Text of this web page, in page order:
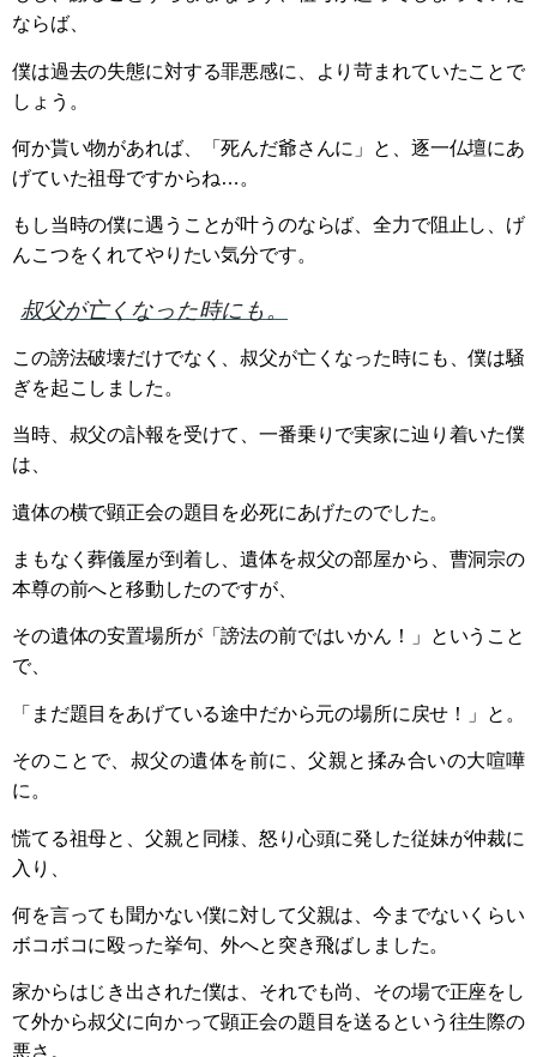
ならば、
僕は過去の失態に対する罪悪感に、より苛まれていたことで
しょう。
何か貰い物があれば、「死んだ爺さんに」と、逐一仏壇にあ
げていた祖母ですからね…。
もし当時の僕に遇うことが叶うのならば、全力で阻止し、げ
んこつをくれてやりたい気分です。
叔父が亡くなった時にも。
この謗法破壊だけでなく、叔父が亡くなった時にも、僕は騒
ぎを起こしました。
当時、叔父の訃報を受けて、一番乗りで実家に辿り着いた僕
は、
遺体の横で顕正会の題目を必死にあげたのでした。
まもなく葬儀屋が到着し、遺体を叔父の部屋から、曹洞宗の
本尊の前へと移動したのですが、
その遺体の安置場所が「謗法の前ではいかん！」ということ
で、
「まだ題目をあげている途中だから元の場所に戻せ！」と。
そのことで、叔父の遺体を前に、父親と揉み合いの大喧嘩
に。
慌てる祖母と、父親と同様、怒り心頭に発した従妹が仲裁に
入り、
何を言っても聞かない僕に対して父親は、今までないくらい
ボコボコに殴った挙句、外へと突き飛ばしました。
家からはじき出された僕は、それでも尚、その場で正座をし
て外から叔父に向かって顕正会の題目を送るという往生際の
悪さ。